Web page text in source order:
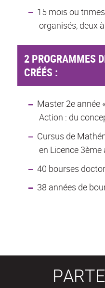
15 mois ou
organisés, deux
2 PROGRAMMES
CRÉÉS :
Master 2e année
Action : du
Cursus de
en Licence 3ème
40 bourses
38 années de